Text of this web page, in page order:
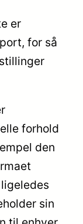
er
for så
forhold
den
sin